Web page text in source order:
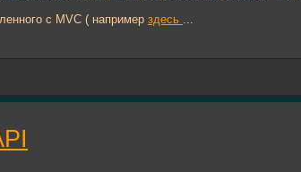
с MVC ( например здесь ...